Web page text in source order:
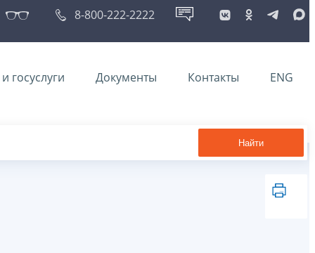
8-800-222-2222
госуслуги Документы Контакты ENG
Найти